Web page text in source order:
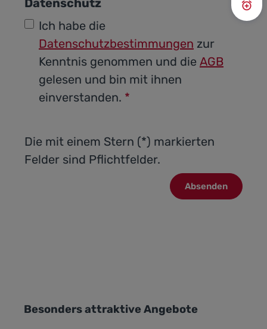
Datenschutz
Ich habe die
Datenschutzbestimmungen zur
Kenntnis genommen und die AGB
gelesen und bin mit ihnen
einverstanden. *
Die mit einem Stern (*) markierten
Felder sind Pflichtfelder.
Absenden
Produktgalerie überspringen
Besonders attraktive Angebote